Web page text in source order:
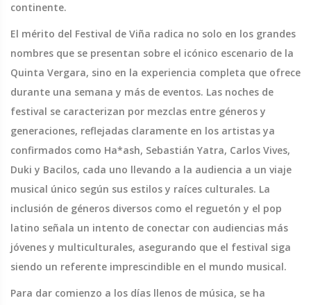
continente.
El mérito del Festival de Viña radica no solo en los grandes
nombres que se presentan sobre el icónico escenario de la
Quinta Vergara, sino en la experiencia completa que ofrece
durante una semana y más de eventos. Las noches de
festival se caracterizan por mezclas entre géneros y
generaciones, reflejadas claramente en los artistas ya
confirmados como Ha*ash, Sebastián Yatra, Carlos Vives,
Duki y Bacilos, cada uno llevando a la audiencia a un viaje
musical único según sus estilos y raíces culturales. La
inclusión de géneros diversos como el reguetón y el pop
latino señala un intento de conectar con audiencias más
jóvenes y multiculturales, asegurando que el festival siga
siendo un referente imprescindible en el mundo musical.
Para dar comienzo a los días llenos de música, se ha